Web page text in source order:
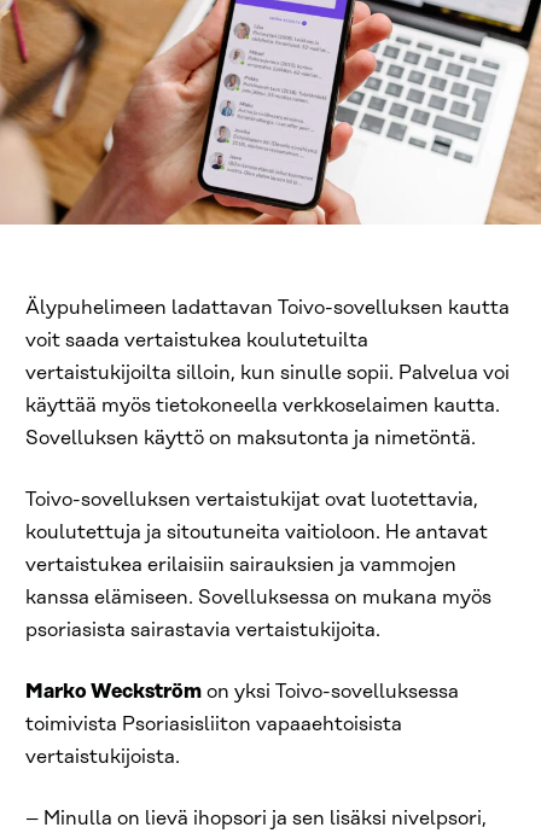
Älypuhelimeen ladattavan Toivo-sovelluksen kautta
voit saada vertaistukea koulutetuilta
vertaistukijoilta silloin, kun sinulle sopii. Palvelua voi
käyttää myös tietokoneella verkkoselaimen kautta.
Sovelluksen käyttö on maksutonta ja nimetöntä.
Toivo-sovelluksen vertaistukijat ovat luotettavia,
koulutettuja ja sitoutuneita vaitioloon. He antavat
vertaistukea erilaisiin sairauksien ja vammojen
kanssa elämiseen. Sovelluksessa on mukana myös
psoriasista sairastavia vertaistukijoita.
Marko Weckström on yksi Toivo-sovelluksessa
toimivista Psoriasisliiton vapaaehtoisista
vertaistukijoista.
– Minulla on lievä ihopsori ja sen lisäksi nivelpsori,